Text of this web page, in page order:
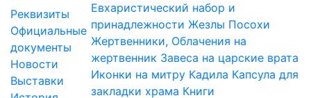
Реквизиты
Официальные
документы
Новости
Выставки
Евхаристический набор и
принадлежности Жезлы Посохи
Жертвенники, Облачения на
жертвенник Завеса на царские врата
Иконки на митру Кадила Капсула для
закладки храма Книги